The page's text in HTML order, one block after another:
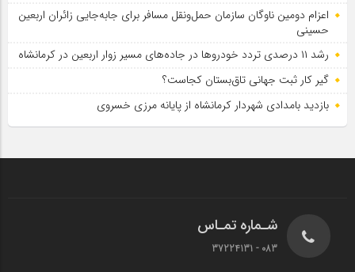
اعزام دومین ناوگان سازمان حمل‌ونقل مسافر برای جابه‌جایی زائران اربعین
حسینی
رشد ۱۱ درصدی تردد خودروها در جاده‌های مسیر زوار اربعین در کرمانشاه
گیر کار ثبت جهانی تاق‌بستان کجاست؟
بازدید بامدادی شهردار کرمانشاه از پایانه مرزی خسروی
شـماره تمـاس
083 - 37224131